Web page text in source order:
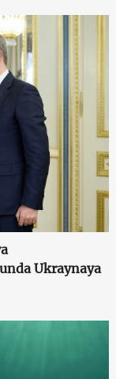
Ukraynaya